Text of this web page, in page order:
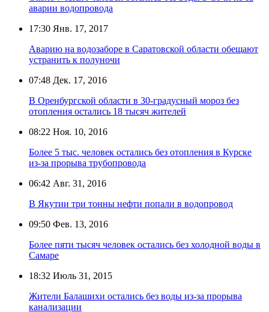
аварии водопровода
17:30 Янв. 17, 2017
Аварию на водозаборе в Саратовской области обещают
устранить к полуночи
07:48 Дек. 17, 2016
В Оренбургской области в 30-градусный мороз без
отопления остались 18 тысяч жителей
08:22 Ноя. 10, 2016
Более 5 тыс. человек остались без отопления в Курске
из-за прорыва трубопровода
06:42 Авг. 31, 2016
В Якутии три тонны нефти попали в водопровод
09:50 Фев. 13, 2016
Более пяти тысяч человек остались без холодной воды в
Самаре
18:32 Июль 31, 2015
Жители Балашихи остались без воды из-за прорыва
канализации